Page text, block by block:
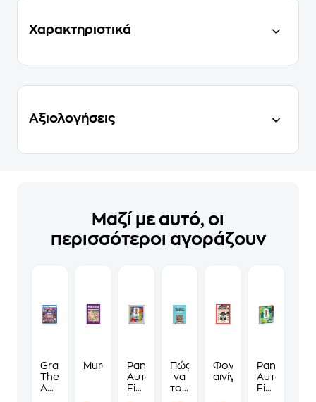
Χαρακτηριστικά
Αξιολογήσεις
Μαζί με αυτό, οι
περισσότεροι αγοράζουν
Grand
Theft
Auto
MurdokuPanini
Αυτοκόλλητα
Fifa
Πώς
να
τους
Φονικά
αινίγματα
Panini
Fifa